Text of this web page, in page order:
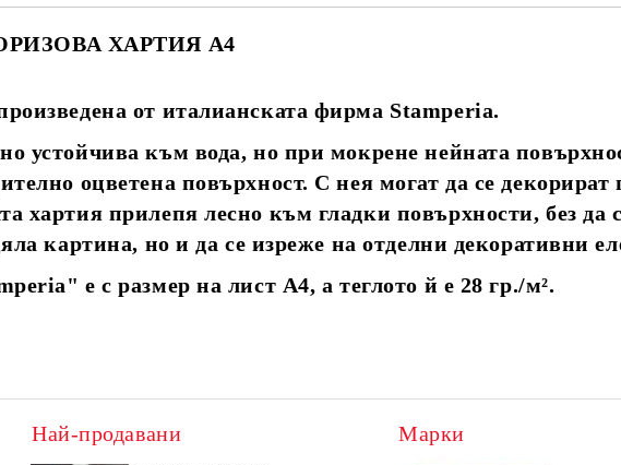
ХАРТИЯ А4
от италианската фирма Stamperia.
устойчива към вода, но при мокрене нейната
оцветена повърхност. С нея могат да се
хартия прилепя лесно към гладки повърхности, без
картина, но и да се изреже на отделни декоративни
е с размер на лист А4, а теглото й е 28 гр./м².
Най-продавани Марки